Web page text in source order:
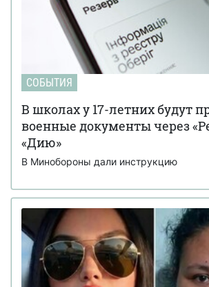
СОБЫТИЯ
В школах у 17-летних будут
военные документы через
«Дию»
В Минобороны дали инструкцию